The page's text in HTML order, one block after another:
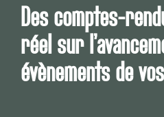
Des comptes-
réel sur
évènements de